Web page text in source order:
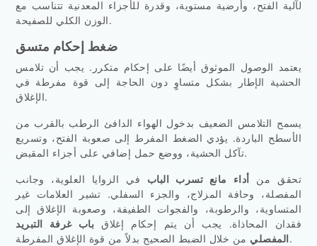
لآلية الفتح، وأرضية مستوية، وقدرة للأجزاء المعدنية تتناسب مع
الوزن الكلي للصفيحة.
ضغط إحكام متسق
يعتمد الوصول الموثوق أيضًا على إحكام متكرر. يجب أن تلامس
الحشية الإطار بشكل متساوٍ دون الحاجة إلى قوة مفرطة في
الإغلاق.
يسمح التلامس الضعيف بدخول الهواء الدافئ الرطب بالقرب من
الأسطح الباردة. يؤدي الضغط المفرط إلى صعوبة الفتح، وتسريع
تآكل الحشية، ووضع حمل إضافي على أجزاء المقبض.
تحقق من أداء مانع تسرب الباب في الزوايا العلوية، وجانب
المفصلة، وحافة المزلاج، والجزء السفلي. تشير العلامات غير
المتساوية، والرطوبة، والفجوات الطفيفة، وصعوبة الإغلاق إلى
فقدان المحاذاة. يجب أن يتم إحكام إغلاق باب غرفة التبريد
المفصلي من خلال الضبط الصحيح بدلاً من قوة الإغلاق المفرطة.